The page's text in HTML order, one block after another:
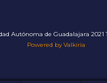
Autónoma de Guadalajara 2021
Powered by Valkiria